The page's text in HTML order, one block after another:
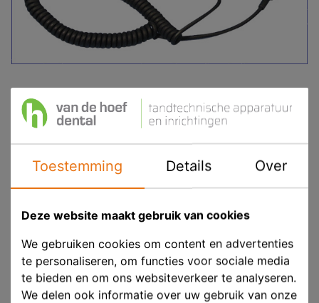
Hager & Werken Bravo Portabel II
draagbare techniekmotor
HW 452102
Eenheid
p/st
Merk
Hager & Werken
Toestemming Details Over
Deze website maakt gebruik van cookies
We gebruiken cookies om content en advertenties
te personaliseren, om functies voor sociale media
te bieden en om ons websiteverkeer te analyseren.
We delen ook informatie over uw gebruik van onze